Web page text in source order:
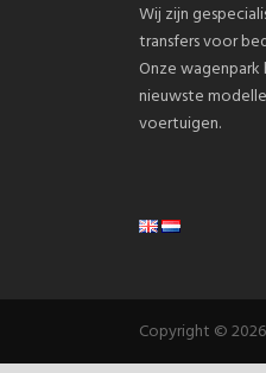
Wij zijn
transfers voor
Onze
nieuwste
voertuigen.
Copyright ©